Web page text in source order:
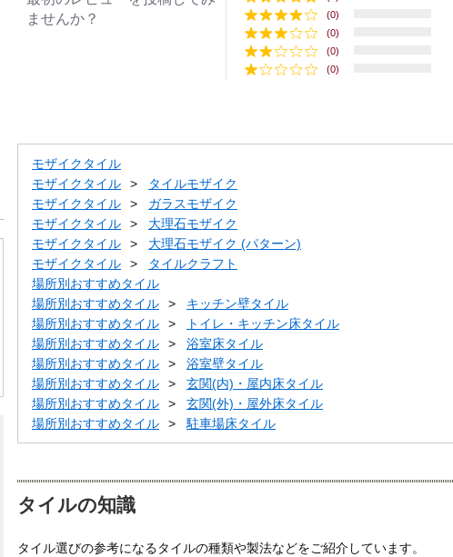
ませんか？
(0)
(0)
(0)
(0)
モザイクタイル
モザイクタイル
タイルモザイク
モザイクタイル
ガラスモザイク
モザイクタイル
大理石モザイク
モザイクタイル
大理石モザイク (パターン)
モザイクタイル
タイルクラフト
場所別おすすめタイル
場所別おすすめタイル
キッチン壁タイル
場所別おすすめタイル
トイレ・キッチン床タイル
場所別おすすめタイル
浴室床タイル
場所別おすすめタイル
浴室壁タイル
場所別おすすめタイル
玄関(内)・屋内床タイル
場所別おすすめタイル
玄関(外)・屋外床タイル
場所別おすすめタイル
駐車場床タイル
タイルの知識
タイル選びの参考になるタイルの種類や製法などをご紹介しています。